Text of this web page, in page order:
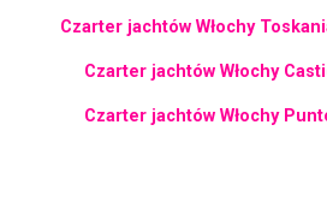
Czarter jachtów Włochy
Czarter jachtów Włochy
Czarter jachtów Włochy